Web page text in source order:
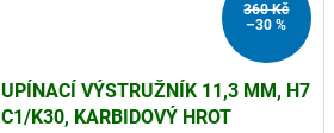
360 Kč
–30 %
UPÍNACÍ VÝSTRUŽNÍK 11,3 MM, H7
C1/K30, KARBIDOVÝ HROT